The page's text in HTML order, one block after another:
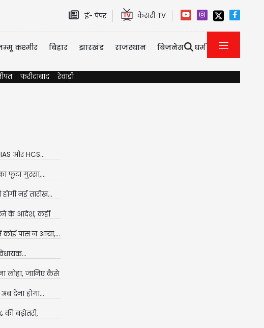
ई- पेपर केसरी TV
कश्मीर बिहार झारखंड राजस्थान बिज़नेस धर्म
फरीदाबाद रेवाड़ी
और HCS...
फूटा गुस्सा,...
नई तारीख...
के आदेश, कहीं
कोई पास न आया,...
लोहा, जानिए कैसे
देना होगा...
बढ़ोतरी,